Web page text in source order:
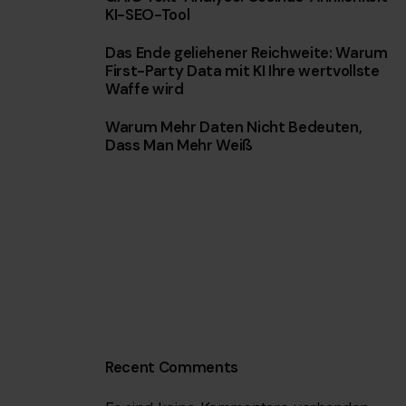
a
h
KI-SEO-Tool
Das Ende geliehener Reichweite: Warum
First-Party Data mit KI Ihre wertvollste
Waffe wird
Warum Mehr Daten Nicht Bedeuten,
Dass Man Mehr Weiß
Recent Comments